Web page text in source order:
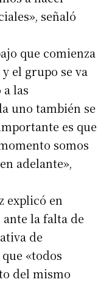
señaló
que comienza
el grupo se va
las
uno también se
es que
somos
adelante»,
explicó en
la falta de
de
«todos
del mismo